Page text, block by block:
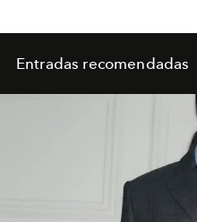
Entradas recomendadas